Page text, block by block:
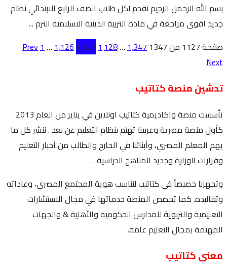
بسم الله الرحمن الرحيم نقدم لكل طلاب الصف الرابع الابتدائي نظام
جديد اقوى مراجعة في مادة التربية الدينية الاسلامية الترم ...
صفحة 1127 من 1347
Prev1…1٬1261٬1271٬128…1٬347
Next
تدشين منصة كتاتيب
تأسست منصة واكاديمية كتاتيب اونلاين في يناير من العام 2013
كأول منصة مصرية وعربية تهتم بنظام التعليم عن بعد . ننشر كل ما
يهم المعلم المصري، وأبنائنا في الخارج والطالب من أخبار التعليم
وقرارات الوزارة وجديد المناهج الدراسية .
وتجهزنا خصيصاً في كتاتيب لنناسب هوية المجتمع المصري، وعاداته
وتقاليده. كما تخصص المنصة خدماتها في مجال الاستشارات
التعليمية والتربوية للمدارس الحكومية والأهلية & والجهات
المهتمة بمجال التعليم عامة.
معنى كتاتيب